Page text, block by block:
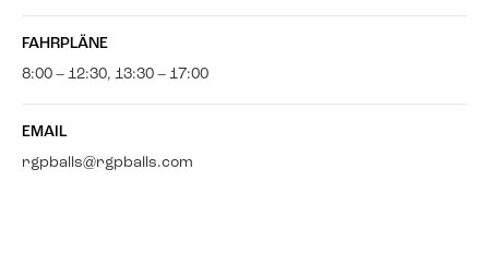
FAHRPLÄNE
8:00 – 12:30, 13:30 – 17:00
EMAIL
rgpballs@rgpballs.com